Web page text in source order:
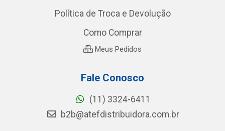
Política de Troca e Devolução
Como Comprar
Meus Pedidos
Fale Conosco
(11) 3324-6411
b2b@atefdistribuidora.com.br